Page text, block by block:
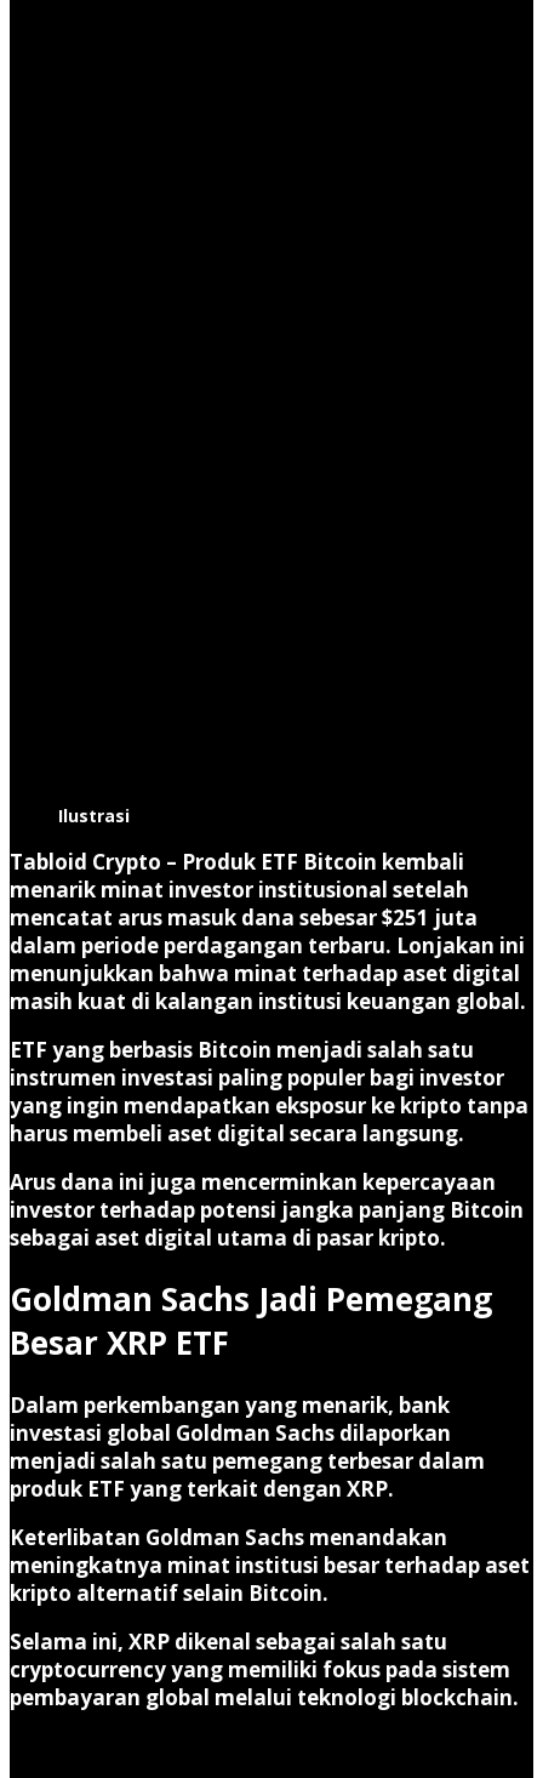
Ilustrasi
Tabloid Crypto – Produk ETF Bitcoin kembali
menarik minat investor institusional setelah
mencatat arus masuk dana sebesar $251 juta
dalam periode perdagangan terbaru. Lonjakan ini
menunjukkan bahwa minat terhadap aset digital
masih kuat di kalangan institusi keuangan global.
ETF yang berbasis Bitcoin menjadi salah satu
instrumen investasi paling populer bagi investor
yang ingin mendapatkan eksposur ke kripto tanpa
harus membeli aset digital secara langsung.
Arus dana ini juga mencerminkan kepercayaan
investor terhadap potensi jangka panjang Bitcoin
sebagai aset digital utama di pasar kripto.
Goldman Sachs Jadi Pemegang
Besar XRP ETF
Dalam perkembangan yang menarik, bank
investasi global Goldman Sachs dilaporkan
menjadi salah satu pemegang terbesar dalam
produk ETF yang terkait dengan XRP.
Keterlibatan Goldman Sachs menandakan
meningkatnya minat institusi besar terhadap aset
kripto alternatif selain Bitcoin.
Selama ini, XRP dikenal sebagai salah satu
cryptocurrency yang memiliki fokus pada sistem
pembayaran global melalui teknologi blockchain.